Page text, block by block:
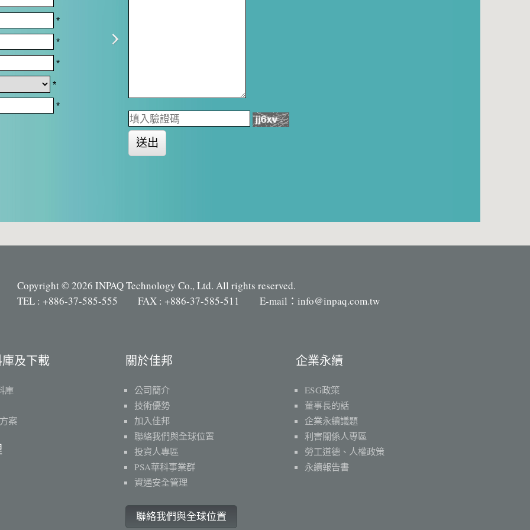
*
*
*
*
*
送出
Copyright © 2026 INPAQ Technology Co., Ltd. All rights reserved.
TEL : +886-37-585-555 FAX : +886-37-585-511 E-mail： info@inpaq.com.tw
及下載
庫
案
關於佳邦
公司簡介
技術優勢
加入佳邦
聯絡我們與全球位置
投資人專區
PSA華科事業群
資通安全管理
聯絡我們與全球位置
企業永續
ESG政策
董事長的話
企業永續議題
利害關係人專區
勞工道德、人權政策
永續報告書